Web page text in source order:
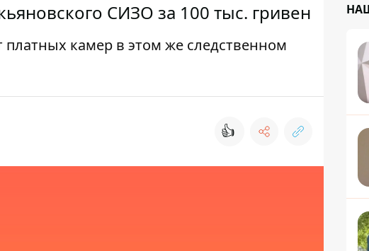
СИЗО за 100 тыс. гривен
платных камер в этом же следственном
👍